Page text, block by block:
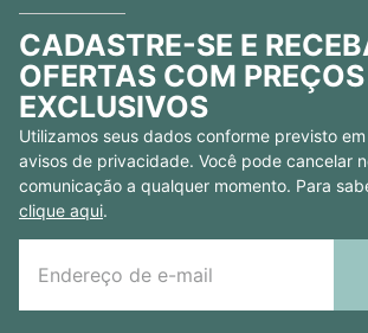
CADASTRE-SE E
OFERTAS COM PREÇOS
EXCLUSIVOS
Utilizamos seus dados conforme previsto
avisos de privacidade. Você pode cancelar
comunicação a qualquer momento. Para
clique aqui.